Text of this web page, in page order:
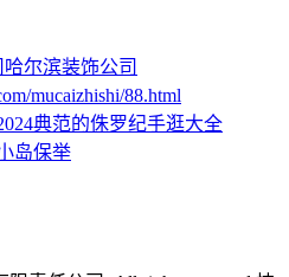
哈尔滨装饰公司
mucaizhishi/88.html
典范的侏罗纪手逛大全
岛保举